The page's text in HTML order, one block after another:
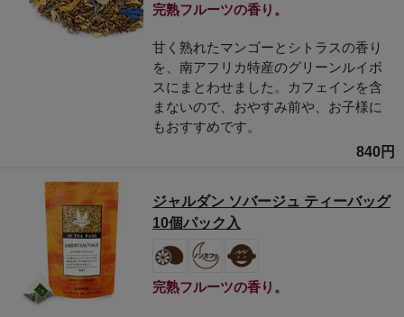
完熟フルーツの香り。
甘く熟れたマンゴーとシトラスの香り
を、南アフリカ特産のグリーンルイボ
スにまとわせました。カフェインを含
まないので、おやすみ前や、お子様に
もおすすめです。
840円
ジャルダン ソバージュ ティーバッグ
10個パック入
完熟フルーツの香り。